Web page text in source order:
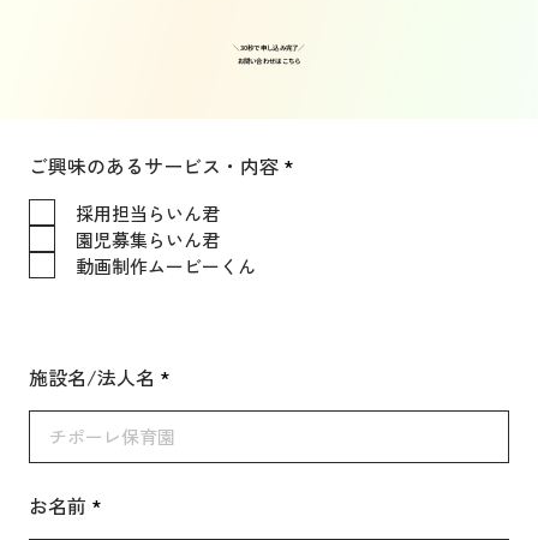
＼30秒で申し込み完了／
​お問い合わせはこちら
お名前
施設名/法人名
ご興味のあるサービス・内容 *必
採用担当らいん君
園児募集らいん君
動画制作ムービーくん